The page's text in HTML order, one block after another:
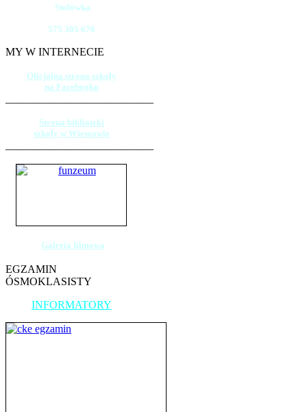
Stołówka
575 305 676
MY W INTERNECIE
Oficjalna strona szkoły
na Facebooku
Strona biblioteki
szkoły w Wieszowie
Galeria filmowa
EGZAMIN
ÓSMOKLASISTY
INFORMATORY